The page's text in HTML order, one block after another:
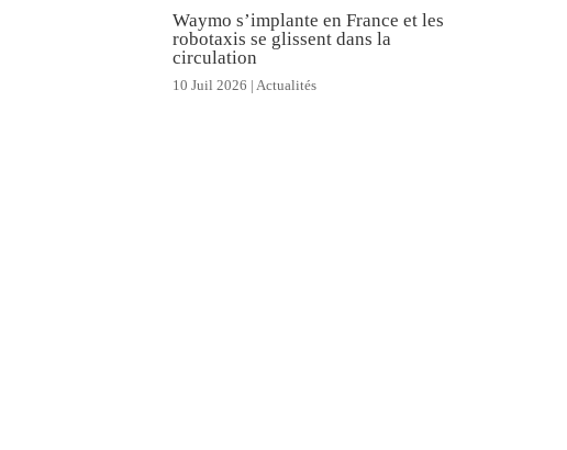
Waymo s’implante en France et les
robotaxis se glissent dans la
circulation
10 Juil 2026 | Actualités